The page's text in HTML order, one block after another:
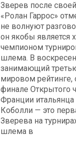
Зверев после
«Ролан Гаррос»
не волнуют
он якобы является
чемпионом
шлема. В
занимающий
мировом рейтинге,
финале Открытого
Франции
Коболли — это
Зверева на
шлема в